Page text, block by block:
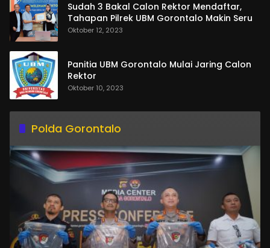
Sudah 3 Bakal Calon Rektor Mendaftar,
Tahapan Pilrek UBM Gorontalo Makin Seru
Oktober 12, 2023
Panitia UBM Gorontalo Mulai Jaring Calon
Rektor
Oktober 10, 2023
Polda Gorontalo